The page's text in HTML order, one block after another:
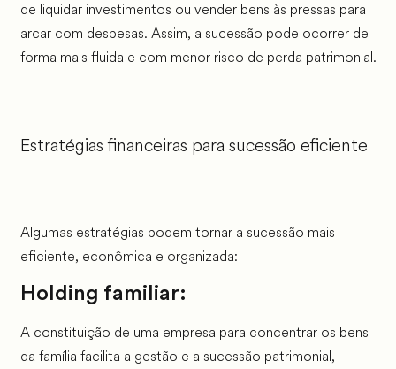
de liquidar investimentos ou vender bens às pressas para
arcar com despesas. Assim, a sucessão pode ocorrer de
forma mais fluida e com menor risco de perda patrimonial.
Estratégias financeiras para sucessão eficiente
Algumas estratégias podem tornar a sucessão mais
eficiente, econômica e organizada:
Holding familiar:
A constituição de uma empresa para concentrar os bens
da família facilita a gestão e a sucessão patrimonial,